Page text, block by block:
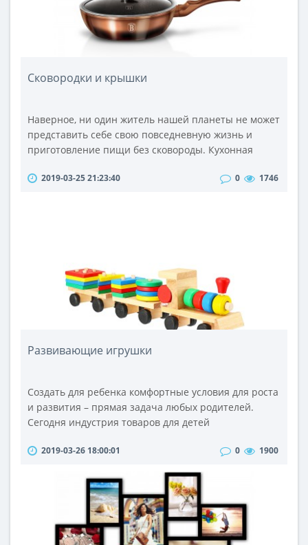
Сковородки и крышки
Наверное, ни один житель нашей планеты не может
представить себе свою повседневную жизнь и
приготовление пищи без сковороды. Кухонная
приготовления и хранения пищи в каждом доме. А
2019-03-25 21:23:40 0 1746
Развивающие игрушки
Создать для ребенка комфортные условия для роста
и развития – прямая задача любых родителей.
Сегодня индустрия товаров для детей
самый лучший уход, питание и, что особенно важно,
игрушки – это то, без чего сегодня немыслимо
детство. Детские развивающие игрушки
обеспечивают наилучшие условия для игры,
которая ..
2019-03-26 18:00:01 0 1900